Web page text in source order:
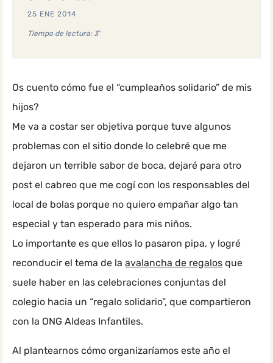
25 ENE 2014
Tiempo de lectura: 3'
Os cuento cómo fue el “cumpleaños solidario” de mis
hijos?
Me va a costar ser objetiva porque tuve algunos
problemas con el sitio donde lo celebré que me
dejaron un terrible sabor de boca, dejaré para otro
post el cabreo que me cogí con los responsables del
local de bolas porque no quiero empañar algo tan
especial y tan esperado para mis niños.
Lo importante es que ellos lo pasaron pipa, y logré
reconducir el tema de la avalancha de regalos que
suele haber en las celebraciones conjuntas del
colegio hacia un “regalo solidario”, que compartieron
con la ONG Aldeas Infantiles.
Al plantearnos cómo organizaríamos este año el